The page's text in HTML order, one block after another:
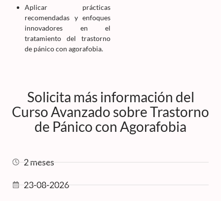
Aplicar prácticas
recomendadas y enfoques
innovadores en el
tratamiento del trastorno
de pánico con agorafobia.
Solicita más información del
Curso Avanzado sobre Trastorno
de Pánico con Agorafobia
2 meses
23-08-2026